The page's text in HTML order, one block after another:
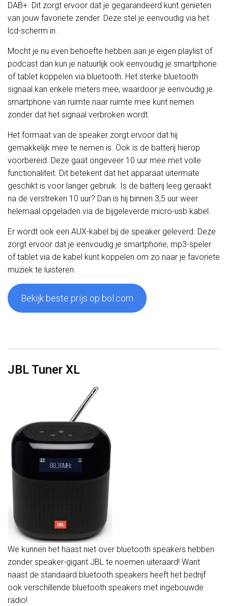
DAB+. Dit zorgt ervoor dat je gegarandeerd kunt genieten
van jouw favoriete zender. Deze stel je eenvoudig via het
lcd-scherm in.
Mocht je nu even behoefte hebben aan je eigen playlist of
podcast dan kun je natuurlijk ook eenvoudig je smartphone
of tablet koppelen via bluetooth. Het sterke bluetooth
signaal kan enkele meters mee, waardoor je eenvoudig je
smartphone van ruimte naar ruimte mee kunt nemen
zonder dat het signaal verbroken wordt.
Het formaat van de speaker zorgt ervoor dat hij
gemakkelijk mee te nemen is. Ook is de batterij hierop
voorbereid. Deze gaat ongeveer 10 uur mee met volle
functionaliteit. Dit betekent dat het apparaat uitermate
geschikt is voor langer gebruik. Is de batterij leeg geraakt
na de verstreken 10 uur? Dan is hij binnen 3,5 uur weer
helemaal opgeladen via de bijgeleverde micro-usb kabel.
Er wordt ook een AUX-kabel bij de speaker geleverd. Deze
zorgt ervoor dat je eenvoudig je smartphone, mp3-speler
of tablet via de kabel kunt koppelen om zo naar je favoriete
muziek te luisteren.
Bekijk beste prijs op bol.com
JBL Tuner XL
We kunnen het haast niet over bluetooth speakers hebben
zonder speaker-gigant JBL te noemen uiteraard! Want
naast de standaard bluetooth speakers heeft het bedrijf
ook verschillende bluetooth speakers met ingebouwde
radio!